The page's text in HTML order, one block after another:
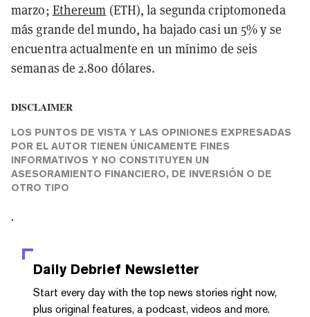
marzo; Ethereum (ETH), la segunda criptomoneda
más grande del mundo, ha bajado casi un 5% y se
encuentra actualmente en un mínimo de seis
semanas de 2.800 dólares.
DISCLAIMER
LOS PUNTOS DE VISTA Y LAS OPINIONES EXPRESADAS
POR EL AUTOR TIENEN ÚNICAMENTE FINES
INFORMATIVOS Y NO CONSTITUYEN UN
ASESORAMIENTO FINANCIERO, DE INVERSIÓN O DE
OTRO TIPO
.
Daily Debrief Newsletter
Start every day with the top news stories right now,
plus original features, a podcast, videos and more.